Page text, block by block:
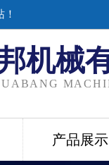
机械
产品展示